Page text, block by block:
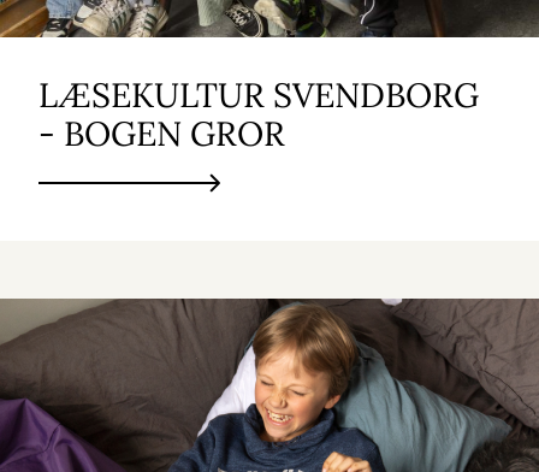
LÆSEKULTUR SVENDBORG
- BOGEN GROR